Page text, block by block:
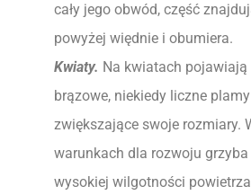
cały jego obwód, część
powyżej więdnie i obumiera.
Kwiaty. Na kwiatach
brązowe, niekiedy liczne
zwiększające swoje rozmiary.
warunkach dla rozwoju
wysokiej wilgotności